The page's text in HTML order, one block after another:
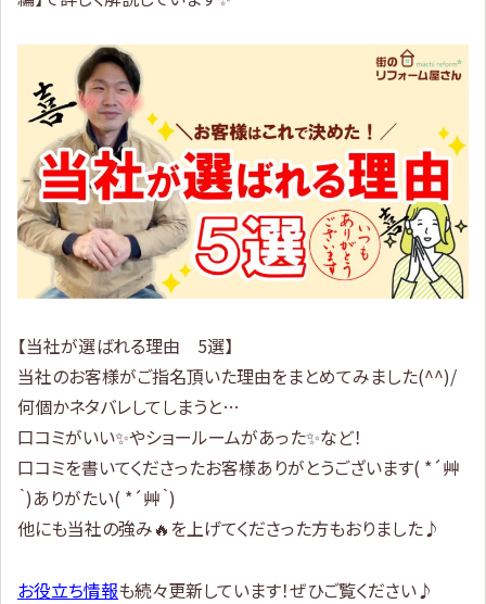
【当社が選ばれる理由 5選】
当社のお客様がご指名頂いた理由をまとめてみました(^^)/
何個かネタバレしてしまうと…
口コミがいい✨やショールームがあった✨など！
口コミを書いてくださったお客様ありがとうございます( *´艸
｀)ありがたい( *´艸｀)
他にも当社の強み🔥を上げてくださった方もおりました♪
お役立ち情報も続々更新しています！ぜひご覧ください♪